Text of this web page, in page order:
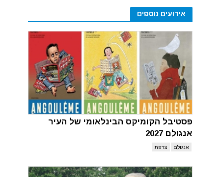
אירועים נוספים
פסטיבל הקומיקס הבינלאומי של העיר
אנגולם 2027
אנגולם צרפת